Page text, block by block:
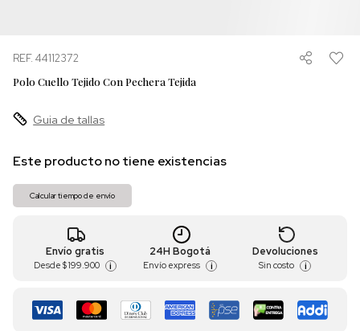
REF. 44112372
Polo Cuello Tejido Con Pechera Tejida
Guia de tallas
Este producto no tiene existencias
Calcular tiempo de envío
Envío gratis
Desde $ 199.900 i
24H Bogotá
Envío express i
Devoluciones
Sin costo i